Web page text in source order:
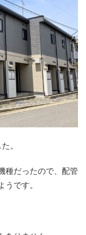
。
種だったので、配管
うです。